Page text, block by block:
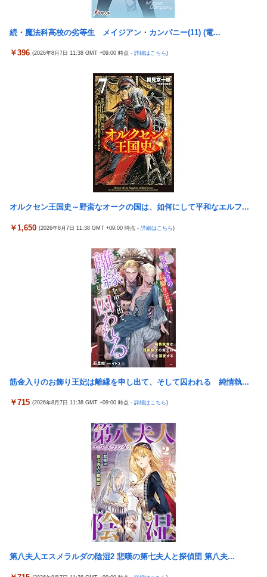
ライチェーン変更で対抗した結果……
福岡県議会「海外旅行じゃない、海外活動だ！」→視察費2.65億
【画像】かつて天下を獲っていたYouTuberの現在ｗｗｗｗ
【悲報】コレコレ、月収1億円ｗｗｗそりゃ外出るのにボディガ
【悲報】福岡の電車、完全にやらかす。構内アナウンスでド下ネ
タを連発するｗｗｗｗｗ
【悲報】有名漫画家、がんを公表「大腸癌になってしまいまし
た。肝臓に転移も見られてステージ4です」
【速報】とある魔術の禁書目録、最新刊でヒロイン戦争決着
wwwwwwwwwwwww
よ????」
【悲報】 ピカチュウが大量に半額
海外「全部日本の真似だったのか…」 日本の普通のテレビ番組が
最新SNSの数十年先を行っていたと話題に
羽田ニアミス搭乗の中国人「補償も見舞いもない」中国ネット
【画像】お前らこの超美人容疑者が、整形か否か判定して！！→
画像がこちらw w w w w w w w w w
パチンコ配信者さん、ミスでSEEDをパンクさせてしまう…
投資家ワイ、スマホポチッとするだけで大金を稼いでしまう
ロッテ毛利海大、vs西武0.92 vsその他7.41
【新台】山佐「スマスロゼーガペインETR」販売告知にて筐体公
開来たぞ！次世代ゼーガシステム起動！！！
中国人22人がタイの空港で搭乗拒否される、警備員が「つり目」
ジェスチャー―香港メディア [8/6]
【動画】大阪府警のおっさん射殺映像が公開される。当然のよう
に無抵抗だったことが発覚
【緊急】世界各地で販売の中国企業Zbtlink製ルーター20機種に
【悲報】ラノベ作家「新作ラブコメ書いたぞ！」冷笑系「いい歳
こいてラブコメ書いて恥ずかしくないの？」
【画像】ジェフ・ベゾスさん（資産約43兆7700億円）の嫁がコチ
ラｗｗｗｗｗ
パチンコ配信者さん、ミスでSEEDをパンクさせてしまう…
投資家ワイ、スマホポチッとするだけで大金を稼いでしまう
積水ハウス「地面師に55億円騙し取られた…」ワイ「はえーかわ
いそう…会社滅茶苦茶やろなぁ」
【ビスティ打法】ガチで疑問なんだけどオカルト信者って台を休
ませなかったら爆連したっていう思考にはならないの？
メトロイドプライム4 新品が2999円に…
韓国が独島を不法占拠？…日本の高校新教科書、また強引な主張
＝韓国の反応
「日本放送協会です」と名乗る男にドアを開けたら地獄…テレビ
もないのに居座り脅迫してきたNHK集金人を警察に通報して黙ら
せた←警察官の神対応に感謝しかない
参政党・神谷代表、高市政権の食料品減税を「天下の愚策」と一
【画像】 JKさん、日本最大級の”水かけ祭り”フェスでおっ〇ぱ
い丸見え！大量ぶっかけハプニングｗｗｗ
海外「新キャラもヤバいｗ」ヤニねこ第6話の海外反応
【画像】 『バニーガーデン』のフィギュア、マン肉が見えてしま
お足の状態の方を心配されてしまう
海外「さすが日本！」日本の医療従事者の倫理観の高さに海外が
「Sゴーゴージャグラー4KT（北電子）」「Lライザのアトリエ
KD（北電子）」が検定通過
職場の人妻と不倫をして、ついに、、、
伊藤裕樹、次戦勝利でタイトルマッチへ
【ウマ娘】バッドイベントの中でもサボり癖だけは許さん
【スパロボ】インパクトやアルファ外伝くらいのバランス求
続・魔法科高校の劣等生 メイジアン・カンパニー(11) (電...
￥396 (2026年8月7日 11:38 GMT +09:00 時点 - 詳細はこちら)
オルクセン王国史～野蛮なオークの国は、如何にして平和なエルフ...
￥1,650 (2026年8月7日 11:38 GMT +09:00 時点 - 詳細はこちら)
筋金入りのお飾り王妃は離縁を申し出て、そして囚われる 純情執...
￥715 (2026年8月7日 11:38 GMT +09:00 時点 - 詳細はこちら)
第八夫人エスメラルダの陰湿2 悲嘆の第七夫人と探偵団 第八夫...